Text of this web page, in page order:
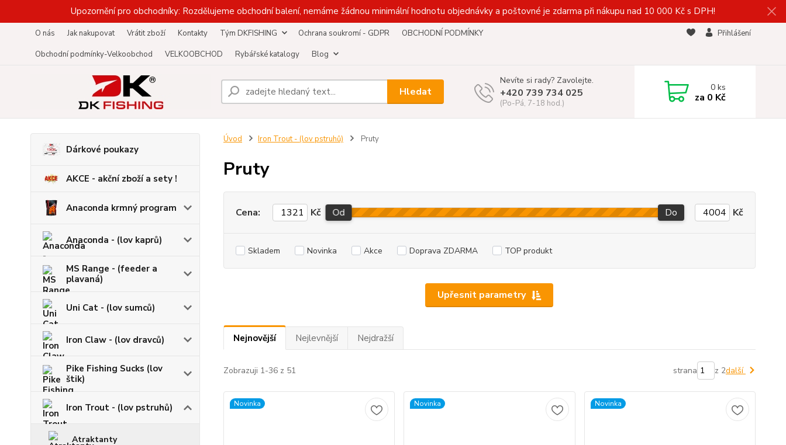
Upozornění pro obchodníky: Rozdělujeme obchodní balení, nemáme žádnou minimální hodnotu objednávky a poštovné je zdarma při nákupu nad 10 000 Kč s DPH!
O nás Jak nakupovat Vrátit zboží Kontakty Tým DKFISHING Ochrana soukromí - GDPR
OBCHODNÍ PODMÍNKY
Obchodní podmínky-Velkoobchod
VELKOOBCHOD Rybářské katalogy Blog
Přihlášení
Hledat
Nevíte si rady? Zavolejte.
+420 739 734 025
(Po-Pá, 7-18 hod.)
0ks
za 0 Kč
Dárkové poukazy
AKCE - akční zboží a sety !
Anaconda krmný program
Anaconda - (lov kaprů)
MS Range - (feeder a
plavaná)
Uni Cat - (lov sumců)
Iron Claw - (lov dravců)
Pike Fishing Sucks (lov
štik)
Iron Trout - (lov pstruhů)
Atraktanty
Úvod Iron Trout - (lov pstruhů) Pruty
Pruty
Upřesnit parametry
Cena: Kč Od Do Kč
Skladem Novinka Akce Doprava ZDARMA TOP produkt
Nejnovější Nejlevnější Nejdražší
Zobrazuji 1-36 z 51 strana z 2další
Novinka Novinka Novinka